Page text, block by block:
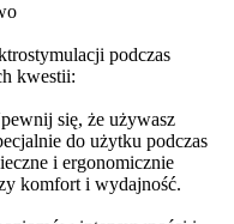
podczas
kwestii:
się, że używasz
do użytku podczas
i ergonomicznie
komfort i wydajność.